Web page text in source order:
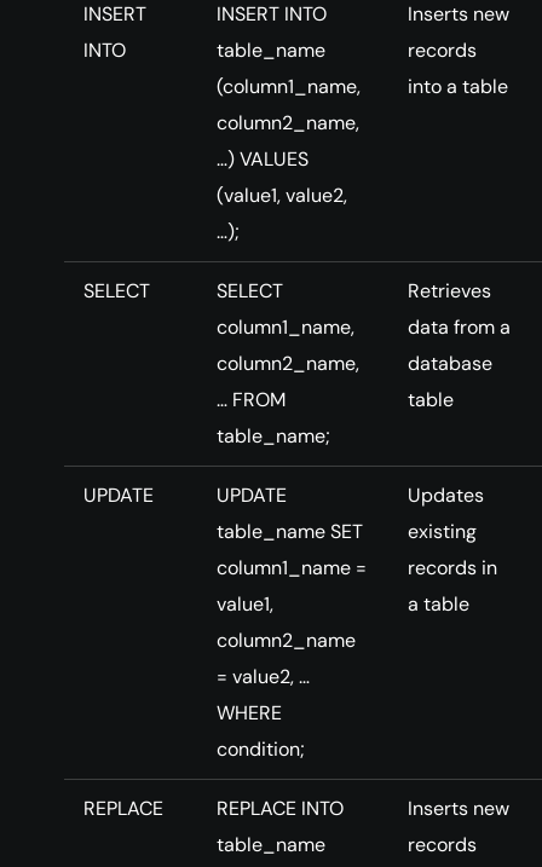
INSERT
INTO
INSERT INTO
table_name
(column1_name,
column2_name,
…) VALUES
(value1, value2,
…);
Inserts new
records
into a table
SELECT
SELECT
column1_name,
column2_name,
… FROM
table_name;
Retrieves
data from a
database
table
UPDATE
UPDATE
table_name SET
column1_name =
value1,
column2_name
= value2, …
WHERE
condition;
Updates
existing
records in
a table
REPLACE
REPLACE INTO
table_name
Inserts new
records